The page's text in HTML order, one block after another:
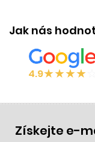
Jak nás
4.9★★★★
Získejte e-